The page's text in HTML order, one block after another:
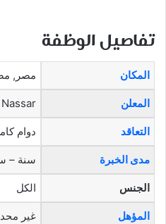
تفاصيل الوظفة
المكان مصر,
المعلن
التعاقد دوام
مدى الخبرة سنة –
الجنس الكل
المؤهل غير